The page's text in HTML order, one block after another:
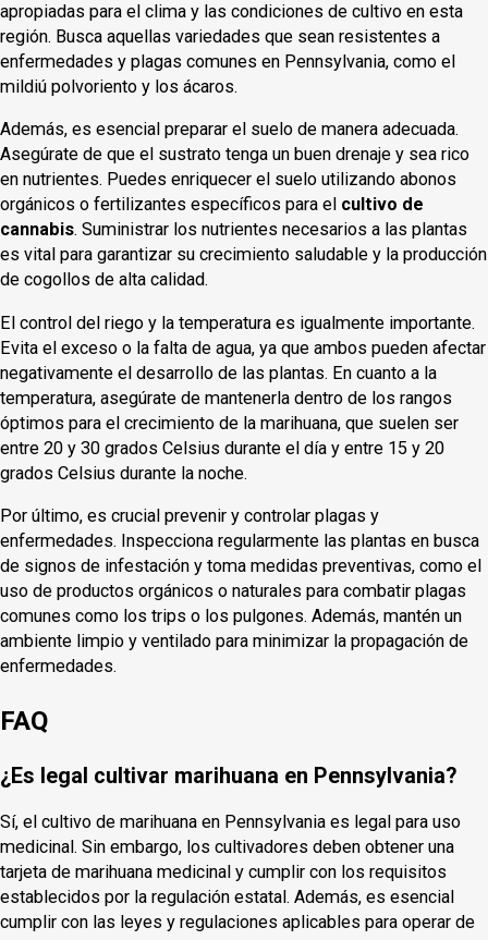
apropiadas para el clima y las condiciones de cultivo en esta
región. Busca aquellas variedades que sean resistentes a
enfermedades y plagas comunes en Pennsylvania, como el
mildiú polvoriento y los ácaros.
Además, es esencial preparar el suelo de manera adecuada.
Asegúrate de que el sustrato tenga un buen drenaje y sea rico
en nutrientes. Puedes enriquecer el suelo utilizando abonos
orgánicos o fertilizantes específicos para el cultivo de
cannabis. Suministrar los nutrientes necesarios a las plantas
es vital para garantizar su crecimiento saludable y la producción
de cogollos de alta calidad.
El control del riego y la temperatura es igualmente importante.
Evita el exceso o la falta de agua, ya que ambos pueden afectar
negativamente el desarrollo de las plantas. En cuanto a la
temperatura, asegúrate de mantenerla dentro de los rangos
óptimos para el crecimiento de la marihuana, que suelen ser
entre 20 y 30 grados Celsius durante el día y entre 15 y 20
grados Celsius durante la noche.
Por último, es crucial prevenir y controlar plagas y
enfermedades. Inspecciona regularmente las plantas en busca
de signos de infestación y toma medidas preventivas, como el
uso de productos orgánicos o naturales para combatir plagas
comunes como los trips o los pulgones. Además, mantén un
ambiente limpio y ventilado para minimizar la propagación de
enfermedades.
FAQ
¿Es legal cultivar marihuana en Pennsylvania?
Sí, el cultivo de marihuana en Pennsylvania es legal para uso
medicinal. Sin embargo, los cultivadores deben obtener una
tarjeta de marihuana medicinal y cumplir con los requisitos
establecidos por la regulación estatal. Además, es esencial
cumplir con las leyes y regulaciones aplicables para operar de